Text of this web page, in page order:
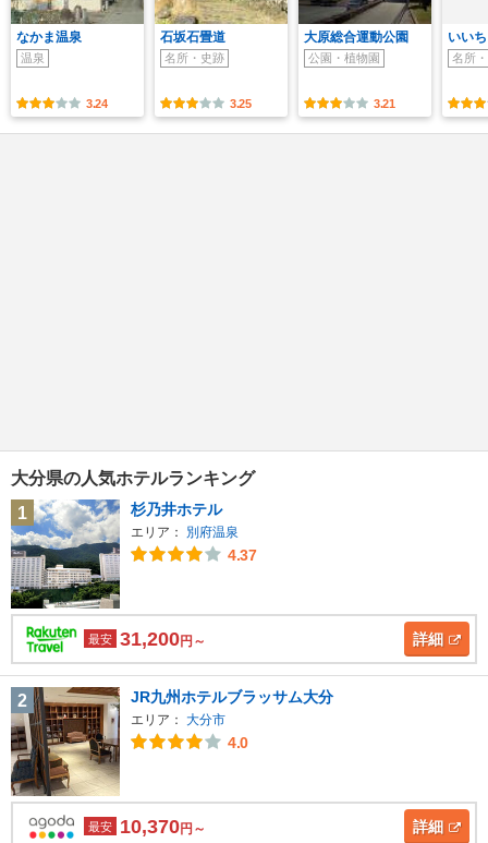
なかま温泉
温泉
3.24
石坂石畳道
名所・史跡
3.25
大原総合運動公園
公園・植物園
3.21
いい
名所
大分県の人気ホテルランキング
1
杉乃井ホテル
エリア： 別府温泉
4.37
最安 31,200円～ 詳細
2 JR九州ホテルブラッサム大分
エリア： 大分市
4.0
最安 10,370円～ 詳細